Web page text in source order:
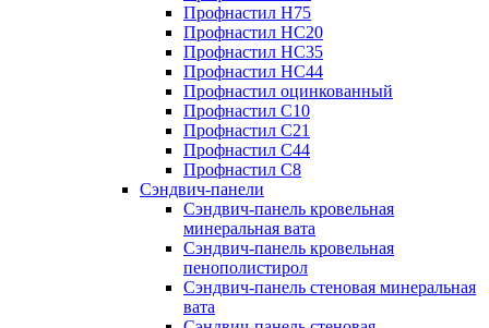
Профнастил Н75
Профнастил НС20
Профнастил НС35
Профнастил НС44
Профнастил оцинкованный
Профнастил С10
Профнастил С21
Профнастил С44
Профнастил С8
Сэндвич-панели
Сэндвич-панель кровельная
минеральная вата
Сэндвич-панель кровельная
пенополистирол
Сэндвич-панель стеновая минеральная
вата